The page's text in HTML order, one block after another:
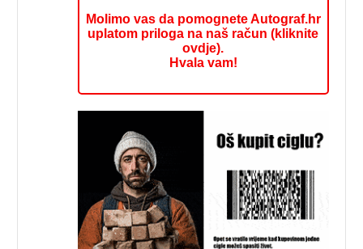
Molimo vas da pomognete Autograf.hr
uplatom priloga na naš račun (kliknite
ovdje).
Hvala vam!